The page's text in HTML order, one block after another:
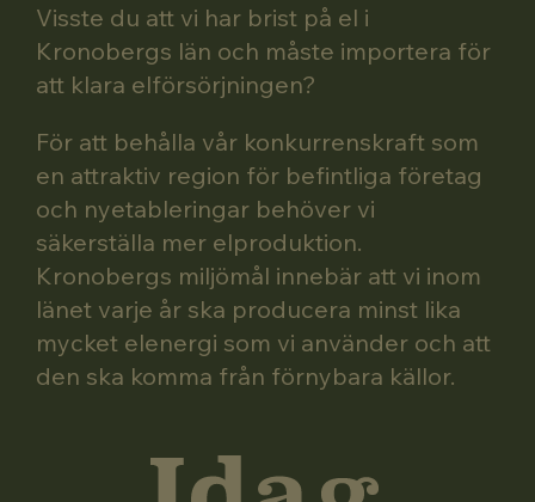
Visste du att vi har brist på el i
Kronobergs län och måste importera för
att klara elförsörjningen?
För att behålla vår konkurrenskraft som
en attraktiv region för befintliga företag
och nyetableringar behöver vi
säkerställa mer elproduktion.
Kronobergs miljömål innebär att vi inom
länet varje år ska producera minst lika
mycket elenergi som vi använder och att
den ska komma från förnybara källor.